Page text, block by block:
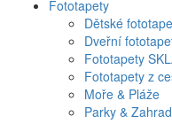
Fototapety
Dětské
Dveřní
Fototapety
Fototapety z
Moře & Pláže
Parky &